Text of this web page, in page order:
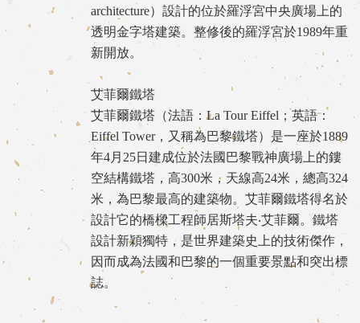
architecture）設計的位於羅浮宮中央廣場上的
透明金字塔建築。整修後的羅浮宮於1989年重
新開放。
艾菲爾鐵塔
艾菲爾鐵塔（法語：La Tour Eiffel；英語：
Eiffel Tower，又稱為巴黎鐵塔）是一座於1889
年4月25日建成位於法國巴黎戰神廣場上的鏤
空結構鐵塔，高300米，天線高24米，總高324
米，為巴黎最高的建築物。艾菲爾鐵塔得名於
設計它的橋樑工程師居斯塔夫‧艾菲爾。鐵塔
設計新穎獨特，是世界建築史上的技術傑作，
因而成為法國和巴黎的一個重要景點和突出標
誌。